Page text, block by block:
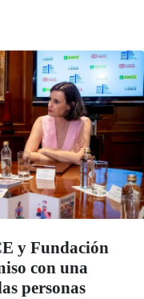
y Fundación
con una
personas